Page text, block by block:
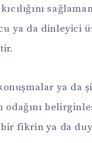
ya da dinleyici
ya da
odağını
bir fikrin ya da